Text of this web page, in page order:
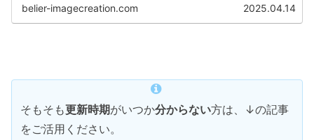
belier-imagecreation.com 2025.04.14
そもそも更新時期がいつか分からない方は、↓の記事
をご活用ください。